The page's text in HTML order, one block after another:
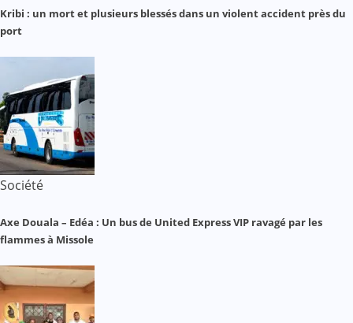
Kribi : un mort et plusieurs blessés dans un violent accident près du
port
Société
Axe Douala – Edéa : Un bus de United Express VIP ravagé par les
flammes à Missole